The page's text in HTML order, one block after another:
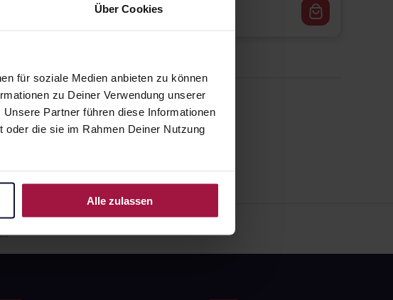
Über Cookies
für soziale Medien anbieten zu können
zu Deiner Verwendung unserer
Partner führen diese Informationen
die sie im Rahmen Deiner Nutzung
Alle zulassen
16,62